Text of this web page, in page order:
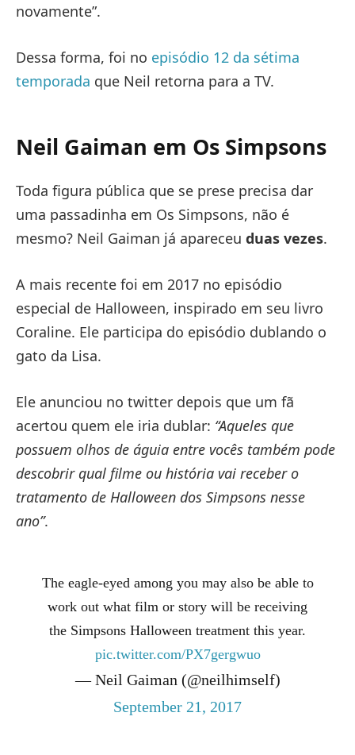
novamente”.
Dessa forma, foi no episódio 12 da sétima
temporada que Neil retorna para a TV.
Neil Gaiman em Os Simpsons
Toda figura pública que se prese precisa dar
uma passadinha em Os Simpsons, não é
mesmo? Neil Gaiman já apareceu duas vezes.
A mais recente foi em 2017 no episódio
especial de Halloween, inspirado em seu livro
Coraline. Ele participa do episódio dublando o
gato da Lisa.
Ele anunciou no twitter depois que um fã
acertou quem ele iria dublar: “Aqueles que
possuem olhos de águia entre vocês também pode
descobrir qual filme ou história vai receber o
tratamento de Halloween dos Simpsons nesse
ano”.
The eagle-eyed among you may also be able to
work out what film or story will be receiving
the Simpsons Halloween treatment this year.
pic.twitter.com/PX7gergwuo
— Neil Gaiman (@neilhimself)
September 21, 2017